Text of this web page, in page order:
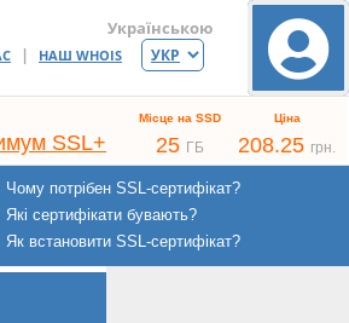
| НАШ WHOIS
Українською
SSL+
Місце на SSD Ціна
25 ГБ 208.25 грн.
Чому потрібен SSL-сертифікат?
Які сертифікати бувають?
Як встановити SSL-сертифікат?